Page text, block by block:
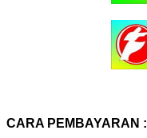
CARA PEMBAYARAN :